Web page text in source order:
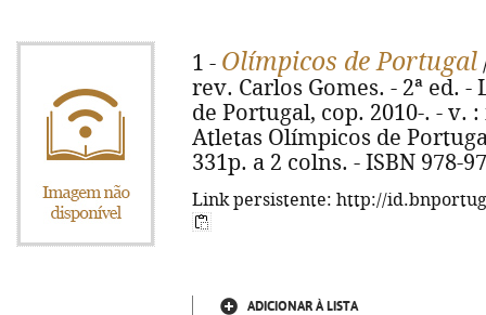
1 - Olímpicos de Portugal
rev. Carlos Gomes. - 2ª ed.
de Portugal, cop. 2010-. - v.
Atletas Olímpicos de
331p. a 2 colns. - ISBN 978-
Link persistente: http://
ADICIONAR À LISTA